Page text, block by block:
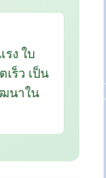
ง ใบ
เร็ว เป็น
นาใน